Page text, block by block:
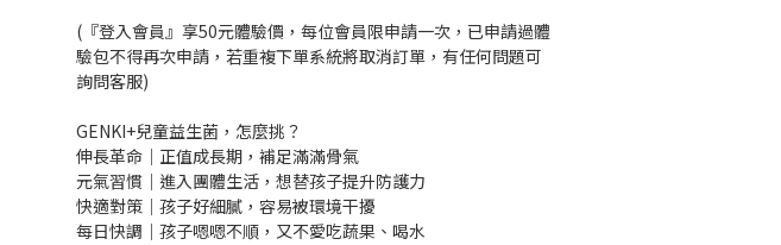
(『登入會員』享50元體驗價，每位會員限申請一次，已申請過體
驗包不得再次申請，若重複下單系統將取消訂單，有任何問題可
詢問客服)
GENKI+兒童益生菌，怎麼挑？
伸長革命｜正值成長期，補足滿滿骨氣
元氣習慣｜進入團體生活，想替孩子提升防護力
快適對策｜孩子好細膩，容易被環境干擾
每日快調｜孩子嗯嗯不順，又不愛吃蔬果、喝水